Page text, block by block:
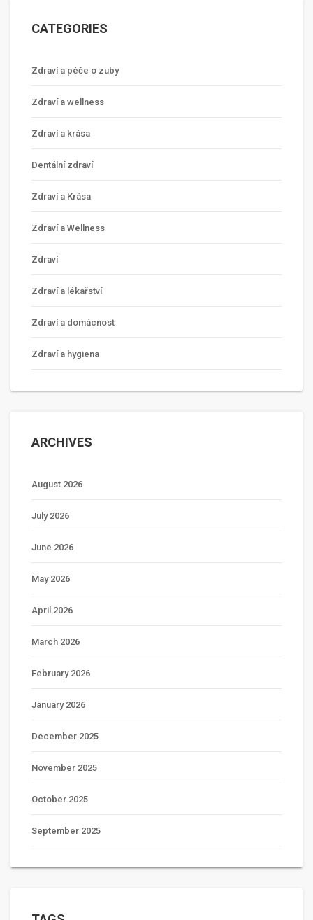
CATEGORIES
Zdraví a péče o zuby
Zdraví a wellness
Zdraví a krása
Dentální zdraví
Zdraví a Krása
Zdraví a Wellness
Zdraví
Zdraví a lékařství
Zdraví a domácnost
Zdraví a hygiena
ARCHIVES
August 2026
July 2026
June 2026
May 2026
April 2026
March 2026
February 2026
January 2026
December 2025
November 2025
October 2025
September 2025